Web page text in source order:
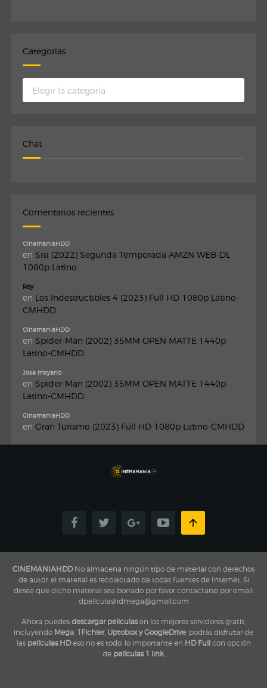
Categorias
Chat
Comentarios recientes
CinemaniaHDD
en Sisi (2022) Segunda Temporada AMZN WEB-DL
1080p Latino
Roy
en Los Indestructibles 4 (2023) Full HD 1080p Latino-
CMHDD
CinemaniaHDD
en Spider-Man (2002) 35MM OPEN MATTE 1440p
Latino-CMHDD
Jose moyano
en Spider-Man (2002) 35MM OPEN MATTE 1440p
Latino-CMHDD
CinemaniaHDD
en Gran Turismo (2023) Full HD 1080p Latino-CMHDD
CINEMANIAHDDNo almacena ningún tipo de material con derechos
de autor, el material es recolectado de todas fuentes de Internet, Si
desea que dicho material sea borrado por favor contactarse por email:
dpeliculashdmega@gmail.com
Ahora puedes descargar peliculasen los mejores servidores gratis,
incluyendo Mega, 1Fichier, Uptobox y GoogleDrive , podrás disfrutar de
las películas HDeso no es todo, lo importante en HD Fullcon opción
de películas 1 link,